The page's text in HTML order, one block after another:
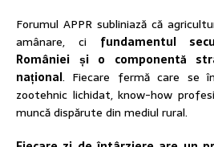
Forumul APPR subliniază că
amânare, ci fundamentul
României și o componentă
național. Fiecare fermă care se
zootehnic lichidat, know-how
muncă dispărute din mediul rural.